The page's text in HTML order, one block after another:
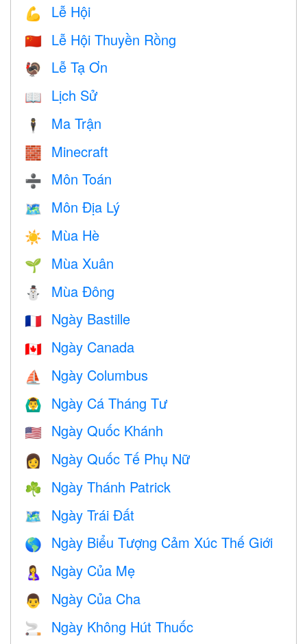
💪 Lễ Hội
🇨🇳 Lễ Hội Thuyền Rồng
🦃 Lễ Tạ Ơn
📖 Lịch Sử
🕴️ Ma Trận
🧱 Minecraft
➗ Môn Toán
🗺 Môn Địa Lý
☀️ Mùa Hè
🌱 Mùa Xuân
⛄ Mùa Đông
🇫🇷 Ngày Bastille
🇨🇦 Ngày Canada
⛵️ Ngày Columbus
🙆‍♂️ Ngày Cá Tháng Tư
🇺🇸 Ngày Quốc Khánh
👩 Ngày Quốc Tế Phụ Nữ
☘️ Ngày Thánh Patrick
🗺️ Ngày Trái Đất
🌎 Ngày Biểu Tượng Cảm Xúc Thế Giới
🤱 Ngày Của Mẹ
👨 Ngày Của Cha
🚬 Ngày Không Hút Thuốc